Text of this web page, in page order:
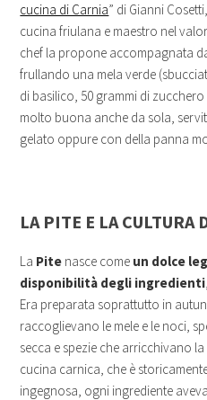
cucina di Carnia” di Gianni
cucina friulana e maestro nel
chef la propone accompagnata
frullando una mela verde
di basilico, 50 grammi di
molto buona anche da sola,
gelato oppure con della panna
LA PITE E LA CULTURA
La Pite nasce come un dolce
disponibilità degli ingredienti
Era preparata soprattutto in
raccoglievano le mele e le noci,
secca e spezie che arricchivano
cucina carnica, che è
ingegnosa, ogni ingrediente